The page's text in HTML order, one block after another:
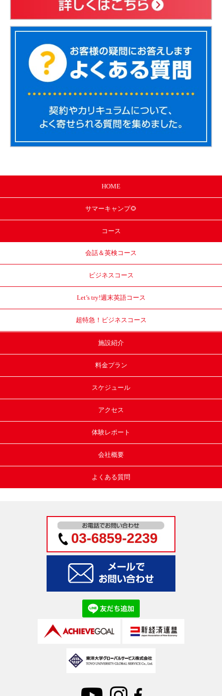
HOME
サマーキャンプ🌻
コース
会話＆英検コース
ビジネスコース
Let’s try!週末英語コース
超特急！ ビジネスコース
施設紹介
料金プラン
スケジュール
アクセス
体験レポート
会社概要
よくある質問